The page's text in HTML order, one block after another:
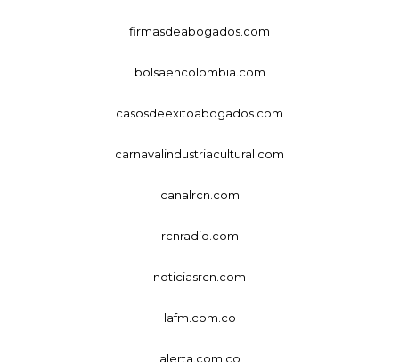
firmasdeabogados.com
bolsaencolombia.com
casosdeexitoabogados.com
carnavalindustriacultural.com
canalrcn.com
rcnradio.com
noticiasrcn.com
lafm.com.co
alerta.com.co